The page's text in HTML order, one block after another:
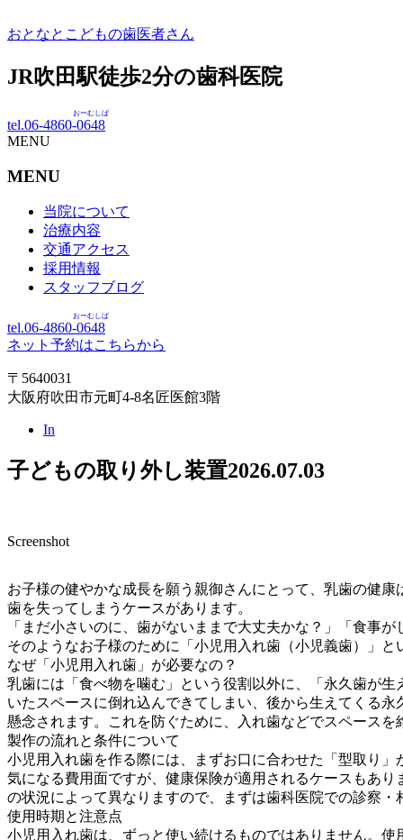
おとなとこどもの歯医者さん
JR吹田駅徒歩2分の歯科医院
tel.06-4860-0648
おーむしば
MENU
MENU
当院について
治療内容
交通アクセス
採用情報
スタッフブログ
tel.06-4860-0648
おーむしば
ネット予約はこちらから
〒5640031
大阪府吹田市元町4-8名匠医館3階
In
子どもの取り外し装置2026.07.03
Screenshot
お子様の健やかな成長を願う親御さんにとって、乳歯の健
歯を失ってしまうケースがあります。
「まだ小さいのに、歯がないままで大丈夫かな？」「食事
そのようなお子様のために「小児用入れ歯（小児義歯）」
なぜ「小児用入れ歯」が必要なの？
乳歯には「食べ物を噛む」という役割以外に、「永久歯が
いたスペースに倒れ込んできてしまい、後から生えてくる
懸念されます。これを防ぐために、入れ歯などでスペース
製作の流れと条件について
小児用入れ歯を作る際には、まずお口に合わせた「型取り
気になる費用面ですが、健康保険が適用されるケースもあ
の状況によって異なりますので、まずは歯科医院での診察・
使用時期と注意点
小児用入れ歯は、ずっと使い続けるものではありません。